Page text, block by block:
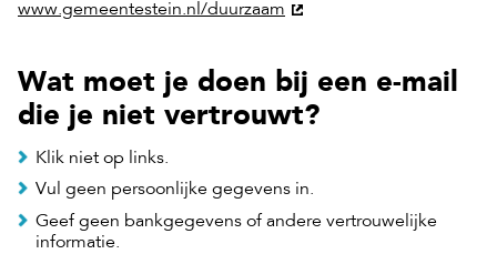
www.gemeentestein.nl/duurzaam
Wat moet je doen bij een e-mail
die je niet vertrouwt?
Klik niet op links.
Vul geen persoonlijke gegevens in.
Geef geen bankgegevens of andere vertrouwelijke
informatie.